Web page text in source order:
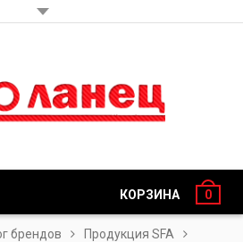
КОРЗИНА 0
брендов Продукция SFA